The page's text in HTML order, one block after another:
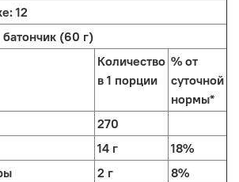
12
батончик (60 г)
Количество
в 1 порции
% от
суточной
нормы*
270
14 г
18%
2 г
8%